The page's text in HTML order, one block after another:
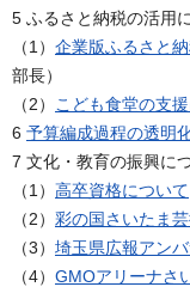
5 ふるさと納税の活用
（1） 企業版ふるさと
部長）
（2）
こども食堂の支
6 予算編成過程の透明
7 文化・教育の振興に
（1） 高卒資格について
（2） 彩の国さいたま
（3） 埼玉県広報アン
（4） GMOアリーナさ